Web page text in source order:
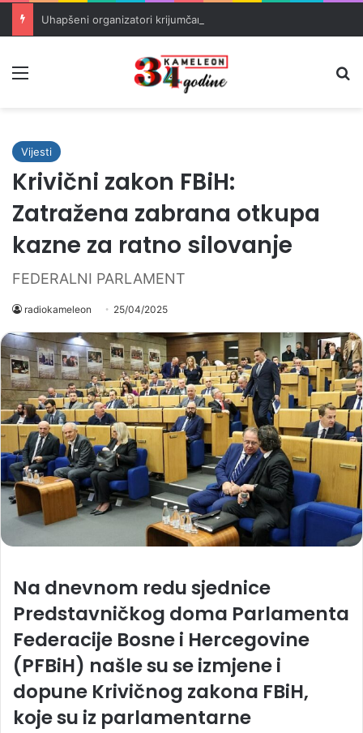
Vijesti
Krivični zakon FBiH:
Zatražena zabrana otkupa
kazne za ratno silovanje
FEDERALNI PARLAMENT
radiokameleon 25/04/2025
Na dnevnom redu sjednice
Predstavničkog doma Parlamenta
Federacije Bosne i Hercegovine
(PFBiH) našle su se izmjene i
dopune Krivičnog zakona FBiH,
koje su iz parlamentarne